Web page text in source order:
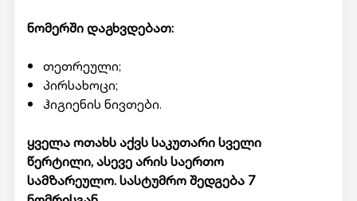
ნომერში დაგხვდებათ:
თეთრეული;
პირსახოცი;
ჰიგიენის ნივთები.
ყველა ოთახს აქვს საკუთარი სველი
წერტილი, ასევე არის საერთო
სამზარეულო. სასტუმრო შედგება 7